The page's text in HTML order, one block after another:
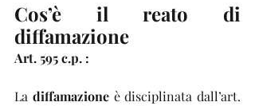
Cos’è il reato di
diffamazione
Art. 595 c.p. :
La diffamazione è disciplinata dall’art.